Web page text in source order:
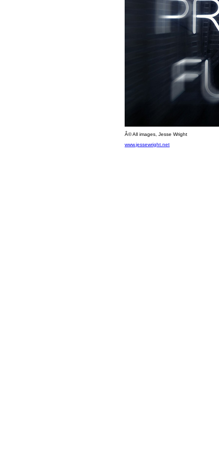
Â© All images, Jesse Wright
www.jessewright.net